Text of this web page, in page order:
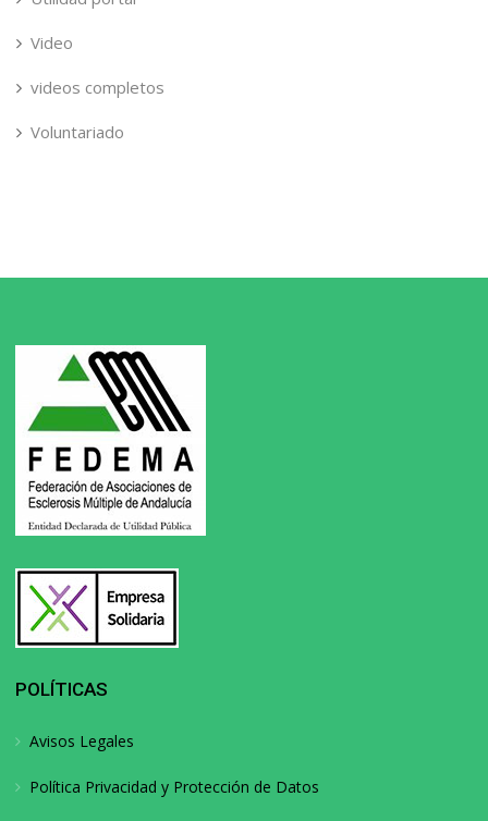
Video
videos completos
Voluntariado
POLÍTICAS
Avisos Legales
Política Privacidad y Protección de Datos